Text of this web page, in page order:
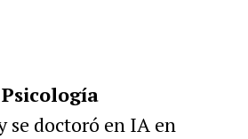
Psicología
se doctoró en IA en